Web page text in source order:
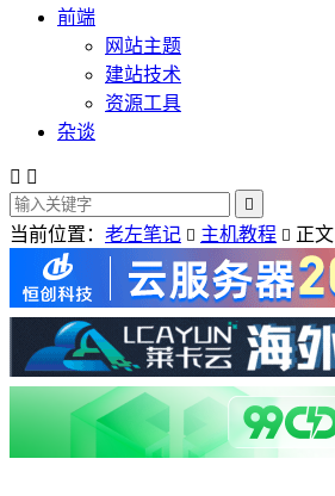
前端
网站主题
建站技术
资源工具
杂谈
 

当前位置： 老左笔记  主机教程  正文